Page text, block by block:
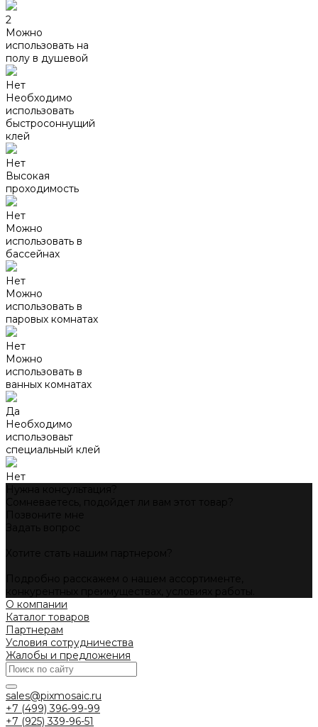
2
Можно
использовать на
полу в душевой
Нет
Необходимо
использовать
быстросоннущий
клей
Нет
Высокая
проходимость
Нет
Можно
использовать в
бассейнах
Нет
Можно
использовать в
паровых комнатах
Нет
Можно
использовать в
ванных комнатах
Да
Необходимо
использоваьт
специальный клей
Нет
О компании
Каталог товаров
Партнерам
Условия сотрудничества
Жалобы и предложения
sales@pixmosaic.ru
+7 (499) 396-99-99
+7 (925) 339-96-51